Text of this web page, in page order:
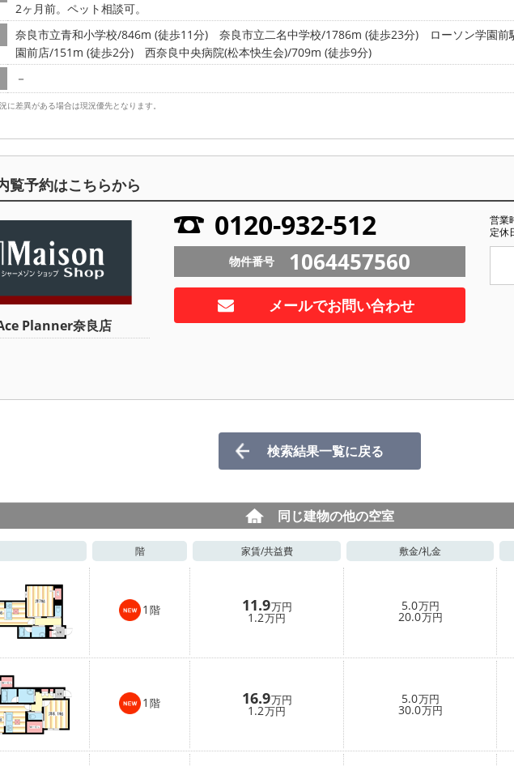
2ヶ月前。ペット相談可。
奈良市立青和小学校/846m (徒歩11分) 奈良市立二名中学校/1786m (徒歩23分) ローソン学園
園前店/151m (徒歩2分)
西奈良中央病院(松本快生会)/709m (徒歩9分)
－
に差異がある場合は現況優先となります。
覧予約はこちらから
Planner奈良店
0120-932-512
営業
定休
物件番号 1064457560
メールでお問い合わせ
検索結果一覧に戻る
同じ建物の他の空室
階 家賃/共益費 敷金/礼金
1 階 11.9万円
1.2万円
5.0万円
20.0万円
1 階 16.9万円
1.2万円
5.0万円
30.0万円